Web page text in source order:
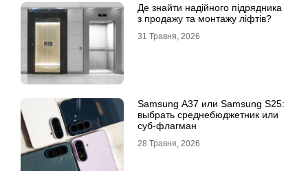
Де знайти надійного підрядника
з продажу та монтажу ліфтів?
31 Травня, 2026
Samsung A37 или Samsung S25:
выбрать среднебюджетник или
суб-флагман
28 Травня, 2026